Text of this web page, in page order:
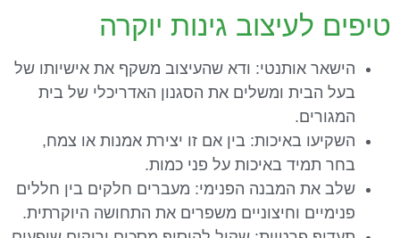
טיפים לעיצוב גינות יוקרה
הישאר אותנטי: ודא שהעיצוב משקף את אישיותו של
בעל הבית ומשלים את הסגנון האדריכלי של בית
המגורים.
השקיעו באיכות: בין אם זו יצירת אמנות או צמח,
בחר תמיד באיכות על פני כמות.
שלב את המבנה הפנימי: מעברים חלקים בין חללים
פנימיים וחיצוניים משפרים את התחושה היוקרתית.